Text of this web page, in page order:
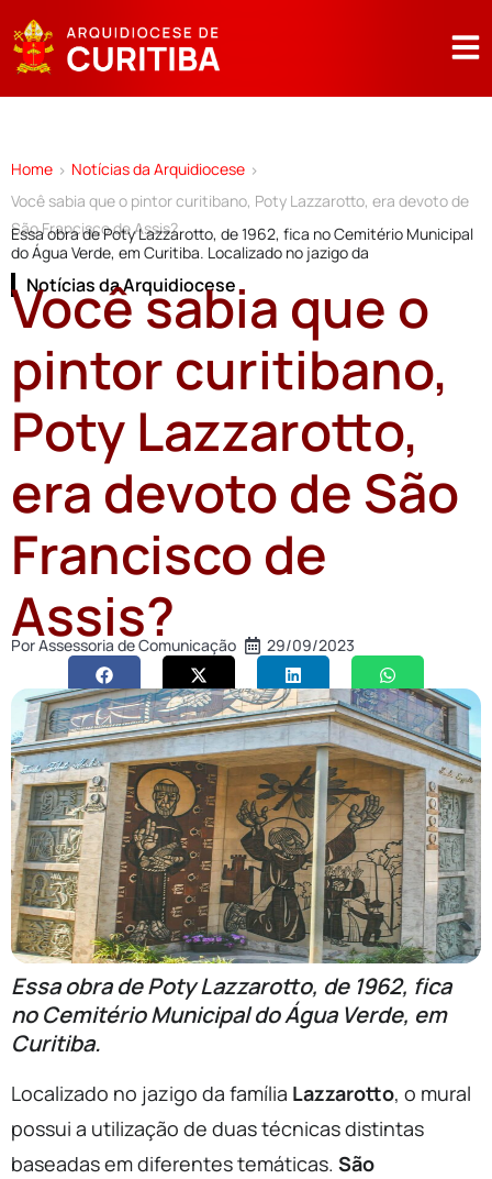
Home > Notícias da Arquidiocese >
Você sabia que o pintor curitibano, Poty Lazzarotto, era devoto de
São Francisco de Assis?
Essa obra de Poty Lazzarotto, de 1962, fica no Cemitério Municipal
do Água Verde, em Curitiba. Localizado no jazigo da
Notícias da Arquidiocese
Você sabia que o
pintor curitibano,
Poty Lazzarotto,
era devoto de São
Francisco de
Assis?
PorAssessoria de Comunicação 29/09/2023
Essa obra de Poty Lazzarotto, de 1962, fica
no Cemitério Municipal do Água Verde, em
Curitiba.
Localizado no jazigo da família Lazzarotto, o mural
possui a utilização de duas técnicas distintas
baseadas em diferentes temáticas. São